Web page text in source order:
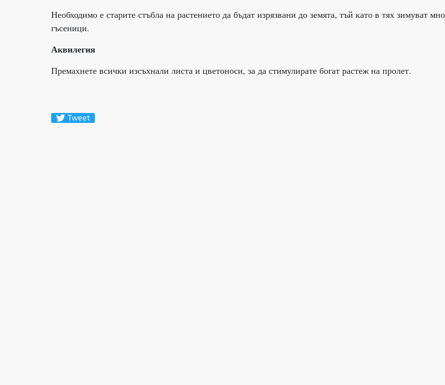
Необходимо е старите стъбла на растението да бъдат изрязвани до земята, тъй като в тях зимуват
гъсеници.
Аквилегия
Премахнете всички изсъхнали листа и цветоноси, за да стимулирате богат растеж на пролет.
Tweet